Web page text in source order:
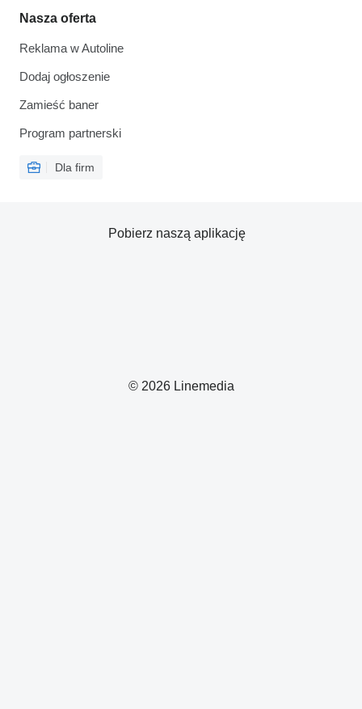
Nasza oferta
Reklama w Autoline
Dodaj ogłoszenie
Zamieść baner
Program partnerski
Dla firm
© 2026 Linemedia
Pobierz naszą aplikację